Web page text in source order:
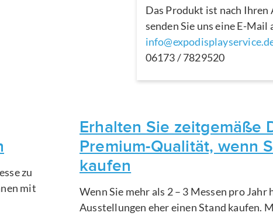
Das Produkt ist nach Ihren
senden Sie uns eine E-Mail
06173 / 7829520
zu
mit
Erhalten Sie zeitgemäße
Premium-Qualität, wenn
kaufen
Wenn Sie mehr als 2 – 3 Messen pro
Ausstellungen eher einen Stand kaufen.